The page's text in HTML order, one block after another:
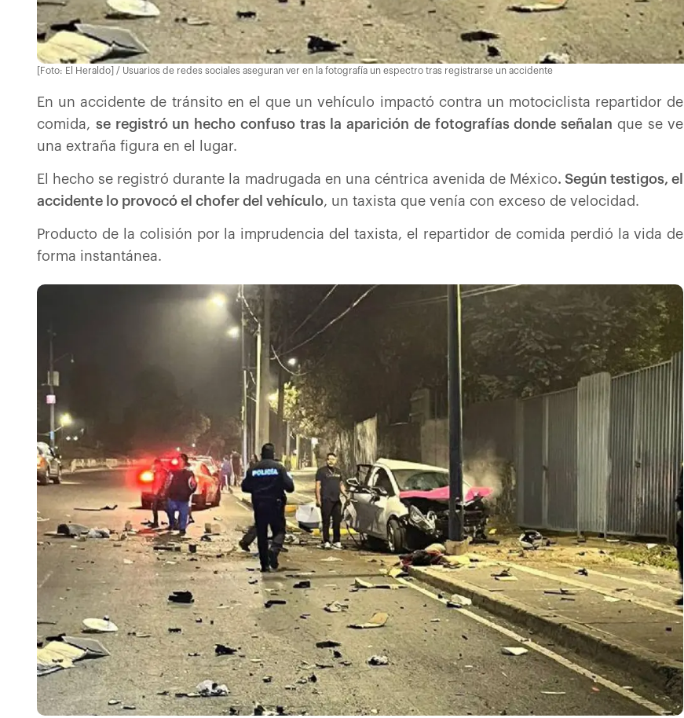
[Foto: El Heraldo] / Usuarios de redes sociales aseguran ver en la fotografía un espectro tras registrarse un accidente
En un accidente de tránsito en el que un vehículo impactó contra un motociclista repartidor de
comida, se registró un hecho confuso tras la aparición de fotografías donde señalan que se ve
una extraña figura en el lugar.
El hecho se registró durante la madrugada en una céntrica avenida de México. Según testigos, el
accidente lo provocó el chofer del vehículo, un taxista que venía con exceso de velocidad.
Producto de la colisión por la imprudencia del taxista, el repartidor de comida perdió la vida de
forma instantánea.